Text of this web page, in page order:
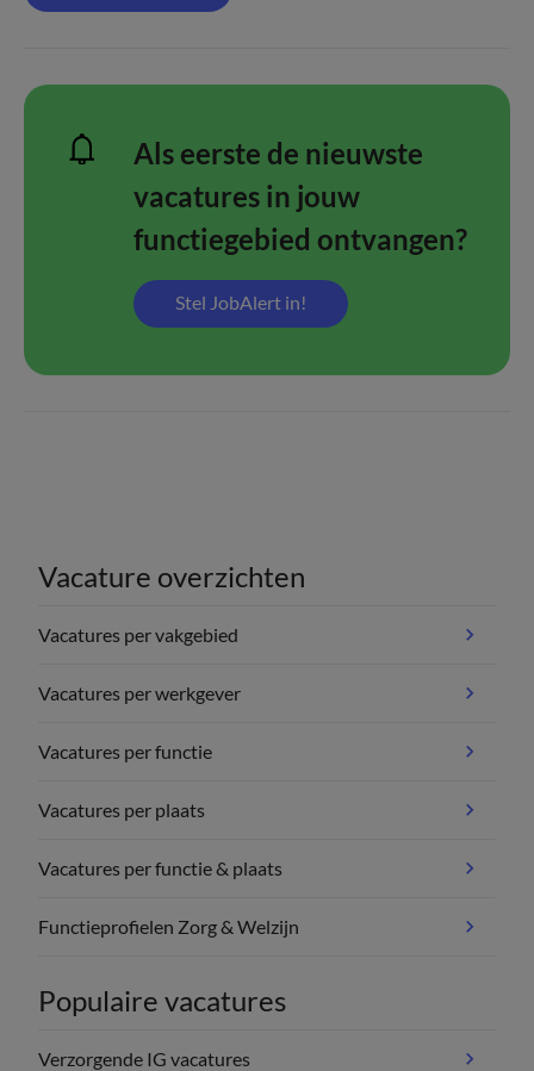
Als eerste de nieuwste
vacatures in jouw
functiegebied ontvangen?
Stel JobAlert in!
Vacature overzichten
Vacatures per vakgebied
Vacatures per werkgever
Vacatures per functie
Vacatures per plaats
Vacatures per functie & plaats
Functieprofielen Zorg & Welzijn
Populaire vacatures
Verzorgende IG vacatures